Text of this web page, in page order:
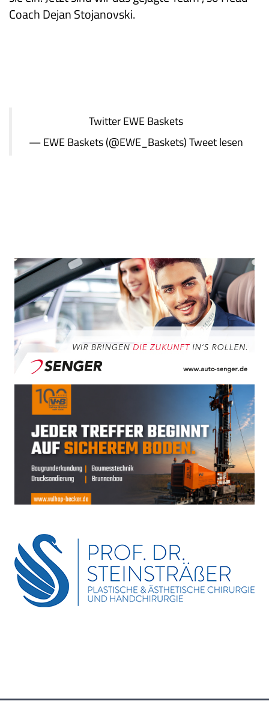
Coach Dejan Stojanovski.
TwitterEWE Baskets
— EWE Baskets (@EWE_Baskets)Tweet lesen